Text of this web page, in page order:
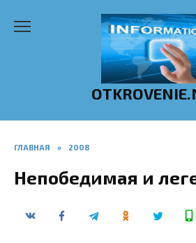
ГЛАВНАЯ » 2008
Непобедимая и